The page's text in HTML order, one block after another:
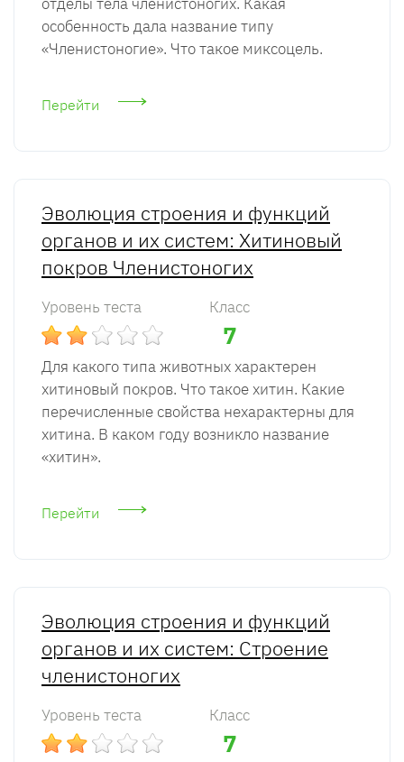
особенность дала название типу
«Членистоногие». Что такое миксоцель.
Перейти
Эволюция строения и функций
органов и их систем: Хитиновый
покров Членистоногих
Уровень теста Класс
7
Для какого типа животных характерен
хитиновый покров. Что такое хитин. Какие
перечисленные свойства нехарактерны для
хитина. В каком году возникло название
«хитин».
Перейти
Эволюция строения и функций
органов и их систем: Строение
членистоногих
Уровень теста Класс
7